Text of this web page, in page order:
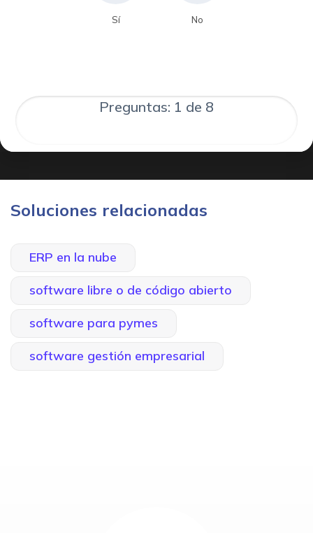
Sí No
Preguntas: 1 de 8
Soluciones relacionadas
ERP en la nube
software libre o de código abierto
software para pymes
software gestión empresarial